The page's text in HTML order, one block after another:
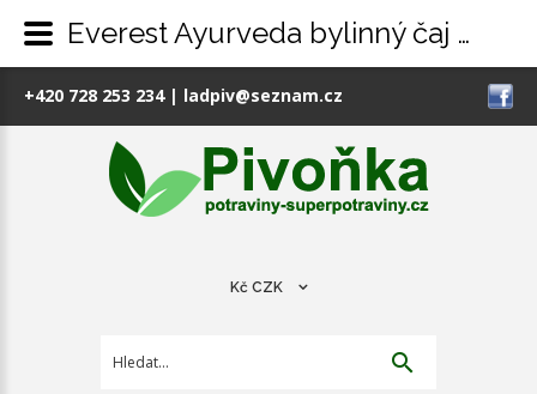
+420 728 253 234| ladpiv@seznam.cz
Kč CZK
Everest Ayurveda bylinný čaj Kalamegha, 100g